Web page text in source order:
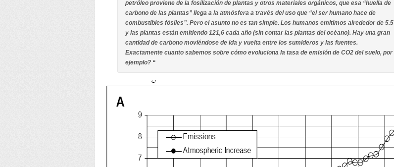
petróleo proviene de la fosilización de plantas y otros materiales orgánicos, que esa “huella de
carbono de las plantas” llega a la atmósfera a través del uso que “el ser humano hace de
combustibles fósiles”. Pero el asunto no es tan simple. Los humanos emitimos alrededor de 5.5
y las plantas están emitiendo 121,6 cada año (sin contar las plantas del océano). Hay una gran
cantidad de carbono moviéndose de ida y vuelta entre los sumideros y las fuentes.
Exactamente cuanto sabemos sobre cómo evoluciona la tasa de emisión de CO2 del suelo, por
ejemplo? “